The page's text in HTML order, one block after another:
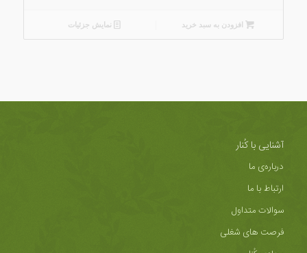
افزودن به سبد خرید نمایش جزئیات
آشنایی با کُنار
درباره‌ی ما
ارتباط با ما
سوالات متداول
فرصت های شغلی